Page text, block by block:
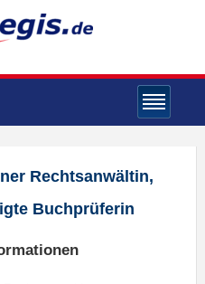
Rechtsanwältin,
Buchprüferin